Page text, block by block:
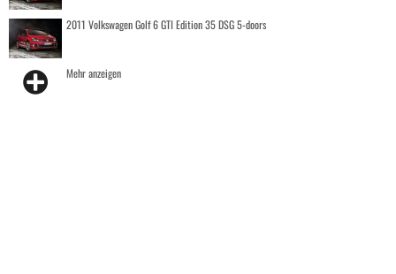
2011 Volkswagen Golf 6 GTI Edition 35 DSG 5-doors
Mehr anzeigen